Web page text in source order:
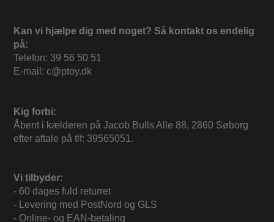
Kan vi hjælpe dig med noget? Så kontakt os endelig
på:
Telefon: 39 56 50 51
E-mail: c@ptoy.dk
Kig forbi:
Åbent i kælderen på Jacob Bulls Alle 88, 2860 Søborg
efter aftale på tlf: 39565051.
Vi tilbyder:
- 60 dages fuld returret
- Levering med PostNord og GLS
- Online- og EAN-betaling